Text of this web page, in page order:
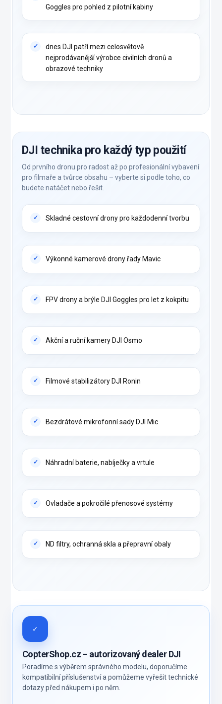
Goggles pro pohled z pilotní kabiny
dnes DJI patří mezi celosvětově
nejprodávanější výrobce civilních dronů a
obrazové techniky
DJI technika pro každý typ použití
Od prvního dronu pro radost až po profesionální vybavení
pro filmaře a tvůrce obsahu – vyberte si podle toho, co
budete natáčet nebo řešit.
Skladné cestovní drony pro každodenní tvorbu
Výkonné kamerové drony řady Mavic
FPV drony a brýle DJI Goggles pro let z kokpitu
Akční a ruční kamery DJI Osmo
Filmové stabilizátory DJI Ronin
Bezdrátové mikrofonní sady DJI Mic
Náhradní baterie, nabíječky a vrtule
Ovladače a pokročilé přenosové systémy
ND filtry, ochranná skla a přepravní obaly
✓
CopterShop.cz – autorizovaný dealer DJI
Poradíme s výběrem správného modelu, doporučíme
kompatibilní příslušenství a pomůžeme vyřešit technické
dotazy před nákupem i po něm.